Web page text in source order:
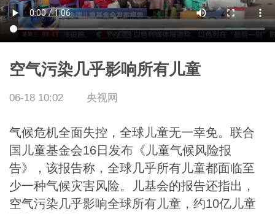
空气污染几乎影响所有儿童
06-18 10:02 央视网
气候危机全面失控，全球儿童无一幸免。联合
国儿童基金会16日发布《儿童气候风险报
告》，该报告称，全球几乎所有儿童都面临至
少一种气候灾害风险。儿基会的报告还指出，
空气污染几乎影响全球所有儿童，约10亿儿童